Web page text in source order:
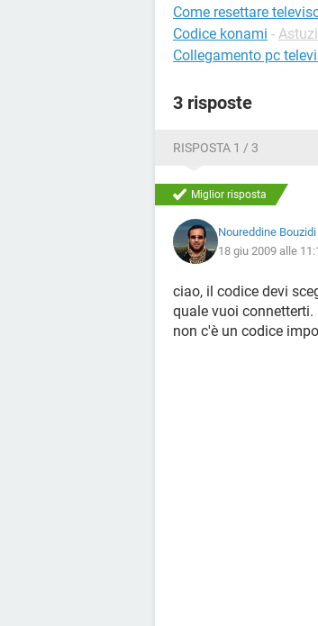
Come resettare
Codice konami -
Collegamento pc
3 risposte
RISPOSTA 1 / 3
Miglior risposta
Noureddine Bouzidi
18 giu 2009 alle
ciao, il codice devi
quale vuoi connetterti.
non c'è un codice